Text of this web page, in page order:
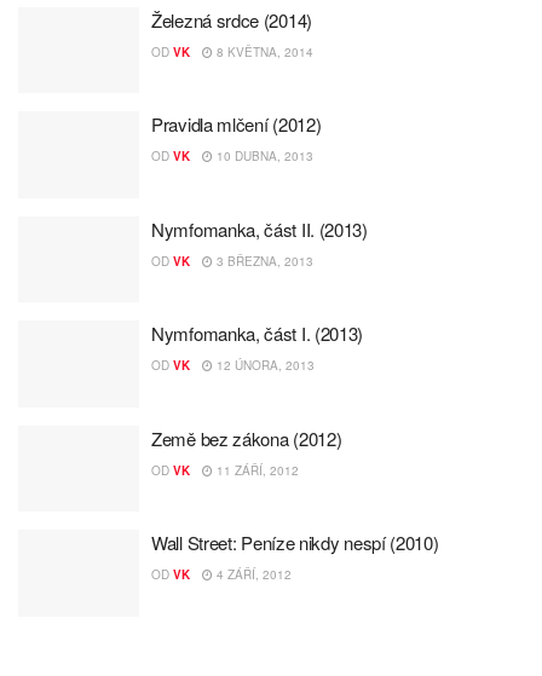
Železná srdce (2014)
OD VK 8 KVĚTNA, 2014
Pravidla mlčení (2012)
OD VK 10 DUBNA, 2013
Nymfomanka, část II. (2013)
OD VK 3 BŘEZNA, 2013
Nymfomanka, část I. (2013)
OD VK 12 ÚNORA, 2013
Země bez zákona (2012)
OD VK 11 ZÁŘÍ, 2012
Wall Street: Peníze nikdy nespí (2010)
OD VK 4 ZÁŘÍ, 2012